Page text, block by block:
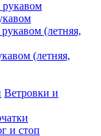
(летняя,
Ветровки и